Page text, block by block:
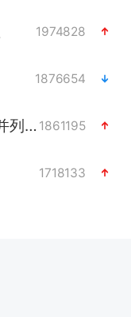
1974828
1876654
国足U17与阿森纳决赛取消 并列冠军 1861195
1718133